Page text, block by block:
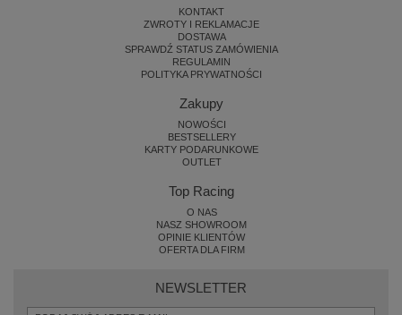
KONTAKT
ZWROTY I REKLAMACJE
DOSTAWA
SPRAWDŹ STATUS ZAMÓWIENIA
REGULAMIN
POLITYKA PRYWATNOŚCI
Zakupy
NOWOŚCI
BESTSELLERY
KARTY PODARUNKOWE
OUTLET
Top Racing
O NAS
NASZ SHOWROOM
OPINIE KLIENTÓW
OFERTA DLA FIRM
NEWSLETTER